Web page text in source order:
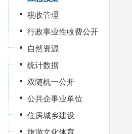
税收管理
行政事业性收费公开
自然资源
统计数据
双随机一公开
公共企事业单位
住房城乡建设
旅游文化体育